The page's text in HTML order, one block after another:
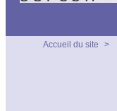
Accueil du site >